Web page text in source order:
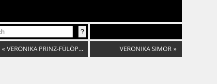
« VERONIKA PRINZ-FÜLÖPOVÁ VERONIKA SIMOR »